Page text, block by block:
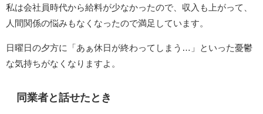
私は会社員時代から給料が少なかったので、収入も上がって、
人間関係の悩みもなくなったので満足しています。
日曜日の夕方に「あぁ休日が終わってしまう…」といった憂鬱
な気持ちがなくなりますよ。
同業者と話せたとき